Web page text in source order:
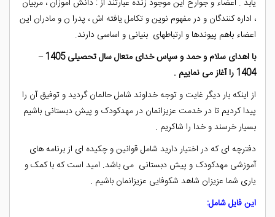
، اداره کنندگان و در مفهوم نوین و تکامل یافته اش ، پدرا ن و مادران این
اعضاء باهم پیوندها و ارتباطهای بنیانی و اساسی دارند.
با اهدای سلام و حمد و سپاس خدای متعال سال تحصیلی 1405 –
1404 را آغاز می نماییم .
از اینکه بار دیگر غایت و توجه خداوند شامل حالمان گردید و توفیق آن را
پیدا کردیم تا در خدمت عزیزانمان در مهدکودک و پیش دبستانی باشیم
بسیار خرسند و خدا را شاکریم .
دفترچه ای که در اختیار دارید شامل قوانین و چکیده ای از برنامه های
آموزشی مهدکودک و پیش دبستانی می باشد. امید است که با کمک و
یاری شما عزیزان شاهد شکوفایی عزیزانمان باشیم .
این فایل شامل: